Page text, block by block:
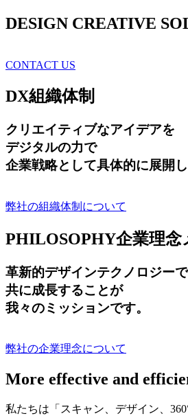
DESIGN CREATIVE
CONTACT US
DX組織体制
クリエイティブなアイデアを
デジタルの力で
企業戦略として具体的に展開し
弊社の組織体制について
PHILOSOPHY企業理念
革新的デザインテクノロジーで
共に成長することが
我々のミッションです。
弊社の企業理念について
More effective and
私たちは「スキャン、デザイン、